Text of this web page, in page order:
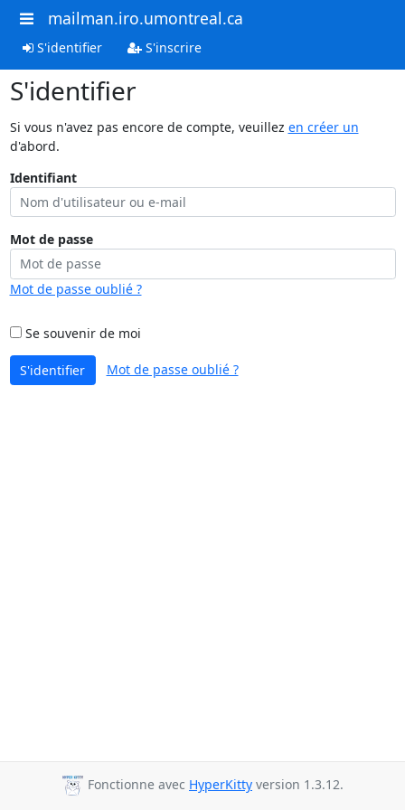
mailman.iro.umontreal.ca
S'identifier S'inscrire
S'identifier
Si vous n'avez pas encore de compte, veuillez en créer un
d'abord.
Identifiant
Mot de passe
Mot de passe oublié ?
Se souvenir de moi
S'identifier Mot de passe oublié ?
Fonctionne avec HyperKitty version 1.3.12.